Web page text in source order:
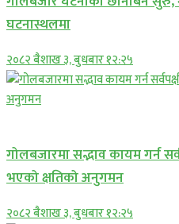
घटनास्थलमा
२०८२ बैशाख ३, बुधबार १२:२५
गोलबजारमा सद्भाव कायम गर्न
भएको क्षतिको अनुगमन
२०८२ बैशाख ३, बुधबार १२:२५